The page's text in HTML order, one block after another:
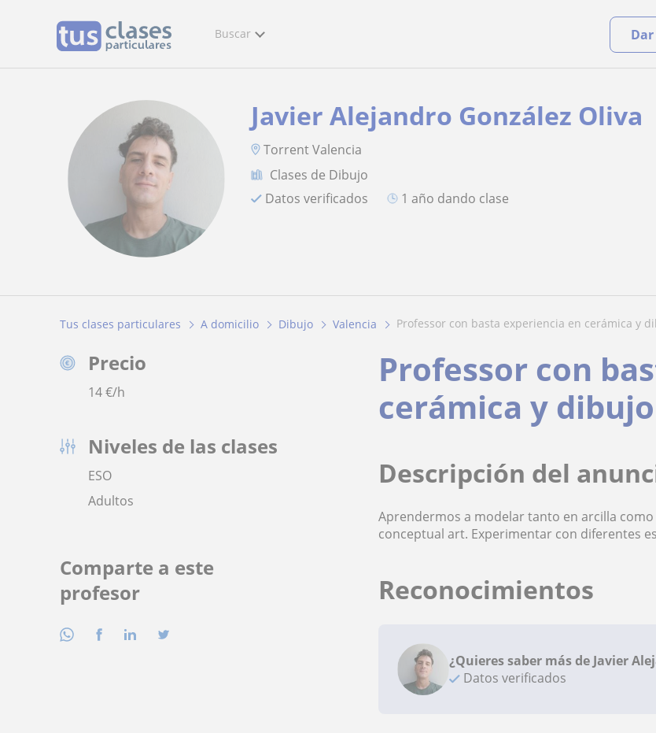
Buscar
Javier Alejandro González Oliva
Torrent Valencia
Clases de Dibujo
Datos verificados
1 año dando clase
Tus clases particulares A domicilio Dibujo Valencia professor con basta experiencia en cerámica y
Precio
14€/h
Niveles de las clases
ESO
Adultos
Comparte a este
profesor
Professor con
cerámica y dibujo
Descripción del
Aprendermos a modelar tanto en arcilla
conceptual art. Experimentar con diferentes
Reconocimientos
¿Quieres saber más de Javier
Datos verificados